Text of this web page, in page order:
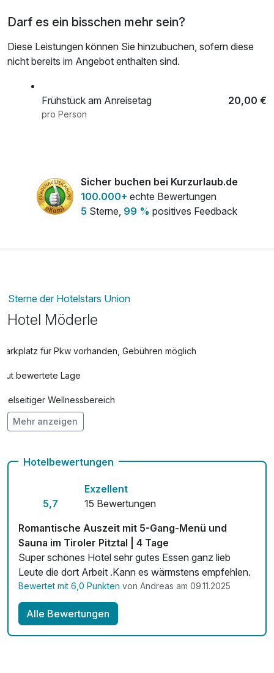
Darf es ein bisschen mehr sein?
Diese Leistungen können Sie hinzubuchen, sofern diese
nicht bereits im Angebot enthalten sind.
Frühstück am Anreisetag 20,00 €
pro Person
Sicher buchen bei Kurzurlaub.de
100.000+ echte Bewertungen
5 Sterne, 99 % positives Feedback
Sterne der Hotelstars Union
Hotel Möderle
Parkplatz für Pkw vorhanden, Gebühren möglich
Gut bewertete Lage
Vielseitiger Wellnessbereich
Hunde im Hotel nicht erlaubt
Kostenloses W-LAN
Mit Hotelbar
Mehr anzeigen
Hotelbewertungen
5,7
Exzellent
15 Bewertungen
Romantische Auszeit mit 5-Gang-Menü und
Sauna im Tiroler Pitztal | 4 Tage
Super schönes Hotel sehr gutes Essen ganz lieb
Leute die dort Arbeit .Kann es wärmstens empfehlen.
Bewertet mit 6,0 Punkten von Andreas am 09.11.2025
Alle Bewertungen